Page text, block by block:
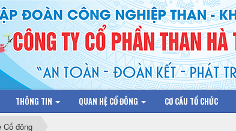
THÔNG TIN QUAN HỆ CỔ ĐÔNG CƠ CẤU TỔ CHỨC
Cổ đông